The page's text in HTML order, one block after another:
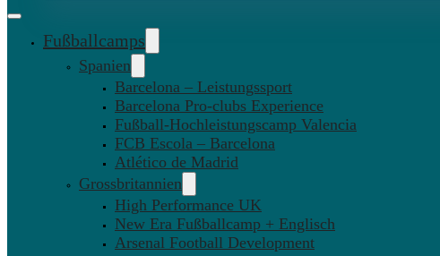
Fußballcamps
Spanien
Barcelona – Leistungssport
Barcelona Pro-clubs Experience
Fußball-Hochleistungscamp Valencia
FCB Escola – Barcelona
Atlético de Madrid
Grossbritannien
High Performance UK
New Era Fußballcamp + Englisch
Arsenal Football Development